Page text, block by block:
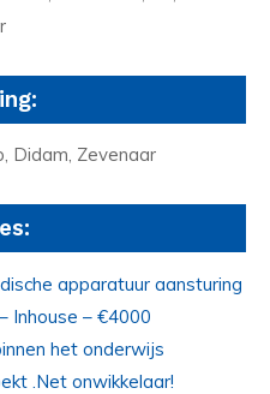
Didam, Zevenaar
apparatuur aansturing
Inhouse – €4000
het onderwijs
.Net onwikkelaar!